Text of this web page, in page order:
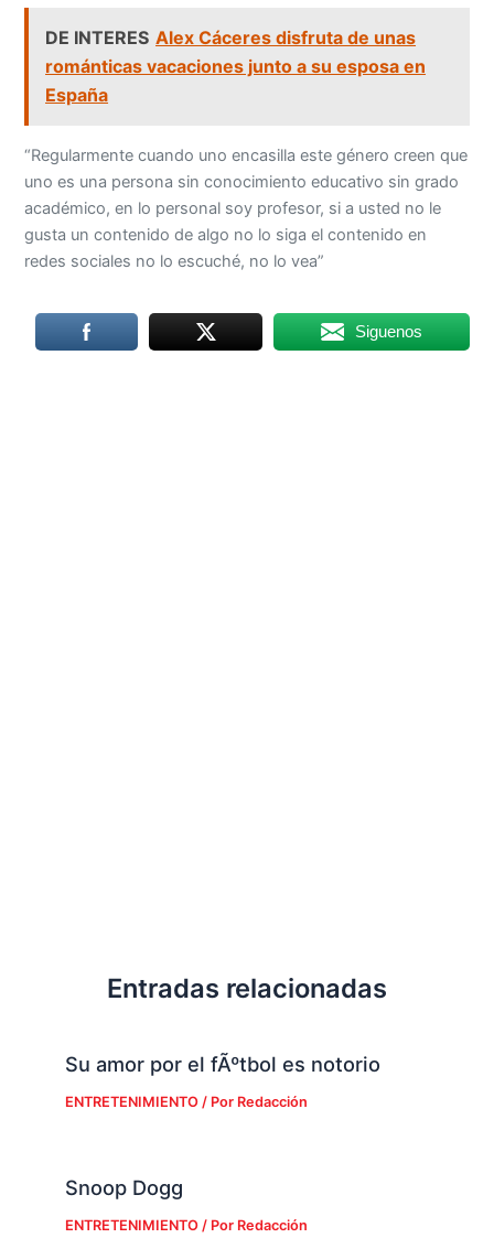
DE INTERES Alex Cáceres disfruta de unas
románticas vacaciones junto a su esposa en
España
“Regularmente cuando uno encasilla este género creen que
uno es una persona sin conocimiento educativo sin grado
académico, en lo personal soy profesor, si a usted no le
gusta un contenido de algo no lo siga el contenido en
redes sociales no lo escuché, no lo vea”
Siguenos
Entradas relacionadas
Su amor por el fÃºtbol es notorio
ENTRETENIMIENTO/ Por Redacción
Snoop Dogg
ENTRETENIMIENTO/ Por Redacción